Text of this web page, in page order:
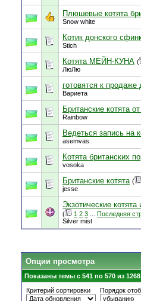
Плюшевые котята
Snow white
Котик донского
Stich
Котята МЕЙН-КУНА (
ЛюЛю
готовятся к
Вариета
Британские котята
Rainbow
Ведеться запись на
asemvas
Котята британских
vosoka
Британские котята (
jesse
Экзотические
( 1 2 3 Последняя
Silver mist
Опции просмотра
Показаны темы с 541 по 570 из 1268
Критерий сортировки
Порядок